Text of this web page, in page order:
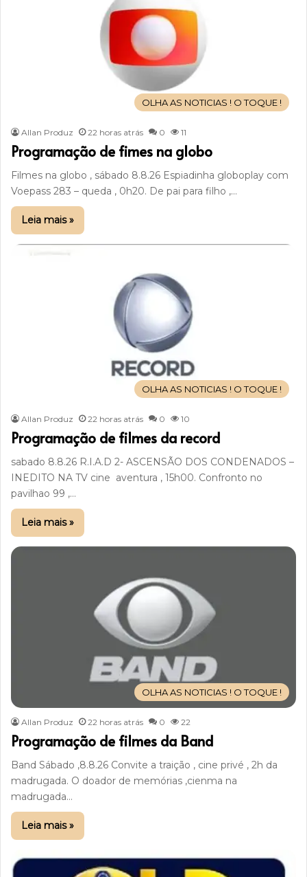
OLHA AS NOTICIAS ! O TOQUE !
Allan Produz 22 horas atrás 0 11
Programação de fimes na globo
Filmes na globo , sábado 8.8.26 Espiadinha globoplay com
Voepass 283 – queda , 0h20. De pai para filho ,…
Leia mais »
OLHA AS NOTICIAS ! O TOQUE !
Allan Produz 22 horas atrás 0 10
Programação de filmes da record
sabado 8.8.26 R.I.A.D 2- ASCENSÃO DOS CONDENADOS –
INEDITO NA TV cine aventura , 15h00. Confronto no
pavilhao 99 ,…
Leia mais »
OLHA AS NOTICIAS ! O TOQUE !
Allan Produz 22 horas atrás 0 22
Programação de filmes da Band
Band Sábado ,8.8.26 Convite a traição , cine privé , 2h da
madrugada. O doador de memórias ,cienma na
madrugada…
Leia mais »